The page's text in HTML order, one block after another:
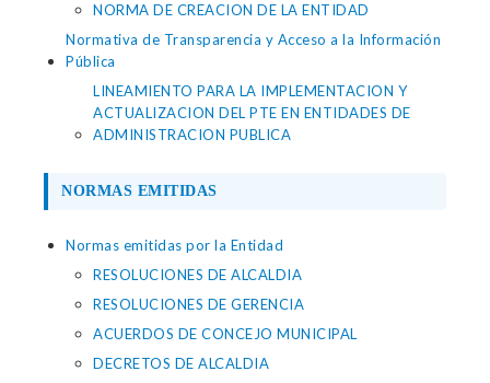
NORMA DE CREACION DE LA ENTIDAD
Normativa de Transparencia y Acceso a la Información
Pública
LINEAMIENTO PARA LA IMPLEMENTACION Y
ACTUALIZACION DEL PTE EN ENTIDADES DE
ADMINISTRACION PUBLICA
NORMAS EMITIDAS
Normas emitidas por la Entidad
RESOLUCIONES DE ALCALDIA
RESOLUCIONES DE GERENCIA
ACUERDOS DE CONCEJO MUNICIPAL
DECRETOS DE ALCALDIA